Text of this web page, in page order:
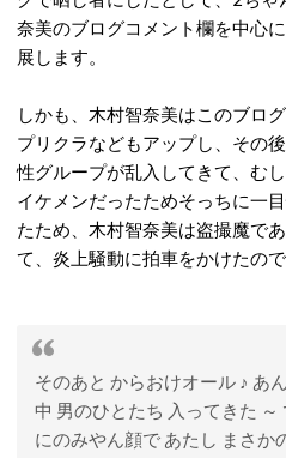
奈美のブログコメント欄を中心
展します。
しかも、木村智奈美はこのブロ
プリクラなどもアップし、その
性グループが乱入してきて、む
イケメンだったためそっちに一
たため、木村智奈美は盗撮魔で
て、炎上騒動に拍車をかけたので
そのあと からおけオール ♪ あ
中 男のひとたち 入ってきた
にのみやん顔で あたし まさか